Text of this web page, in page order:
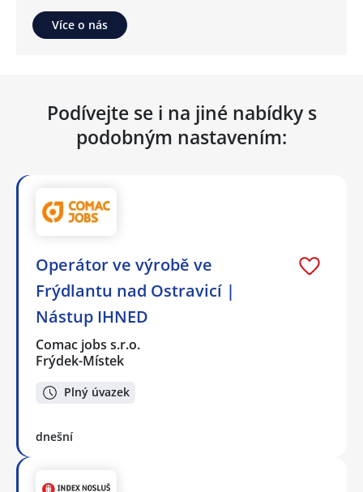
Více o nás
Podívejte se i na jiné nabídky s
podobným nastavením:
Operátor ve výrobě ve
Frýdlantu nad Ostravicí |
Nástup IHNED
Comac jobs s.r.o.
Frýdek-Místek
Plný úvazek
dnešní